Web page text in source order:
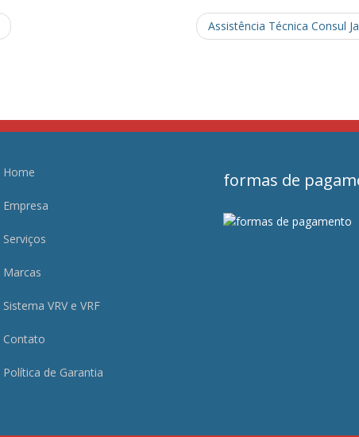
Assistência Técnica Consul
Home
Empresa
Serviços
Marcas
Sistema VRV e VRF
Contato
Política de Garantia
formas de